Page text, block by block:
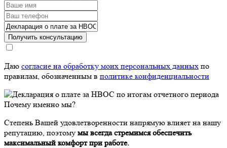
Получить консультацию
Даю согласие на обработку моих персональных данных по
правилам, обозначенным в политике конфиденциальности
Почему именно мы?
Степень Вашей удовлетворенности напрямую влияет на нашу
репутацию, поэтому мы всегда стремимся обеспечить
максимальный комфорт при работе.